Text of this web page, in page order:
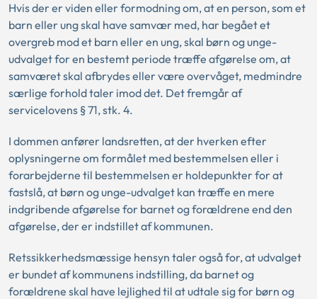
Hvis der er viden eller formodning om, at en person, som et
barn eller ung skal have samvær med, har begået et
overgreb mod et barn eller en ung, skal børn og unge-
udvalget for en bestemt periode træffe afgørelse om, at
samværet skal afbrydes eller være overvåget, medmindre
særlige forhold taler imod det. Det fremgår af
servicelovens § 71, stk. 4.
I dommen anfører landsretten, at der hverken efter
oplysningerne om formålet med bestemmelsen eller i
forarbejderne til bestemmelsen er holdepunkter for at
fastslå, at børn og unge-udvalget kan træffe en mere
indgribende afgørelse for barnet og forældrene end den
afgørelse, der er indstillet af kommunen.
Retssikkerhedsmæssige hensyn taler også for, at udvalget
er bundet af kommunens indstilling, da barnet og
forældrene skal have lejlighed til at udtale sig for børn og